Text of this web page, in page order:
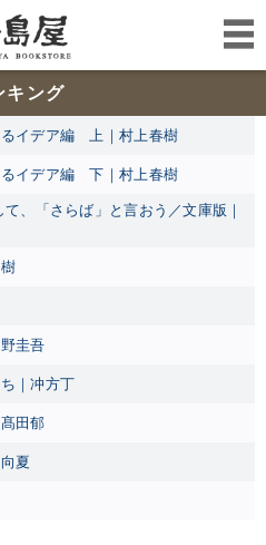
キング
イデア編 上｜村上春樹
イデア編 下｜村上春樹
、「さらば」と言おう／文庫版｜
樹
圭吾
｜冲方丁
田郁
向夏